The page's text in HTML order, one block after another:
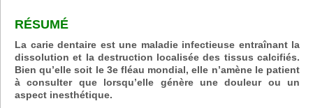
RÉSUMÉ
La carie dentaire est une maladie infectieuse entraînant la
dissolution et la destruction localisée des tissus calcifiés.
Bien qu’elle soit le 3e fléau mondial, elle n’amène le patient
à consulter que lorsqu’elle génère une douleur ou un
aspect inesthétique.